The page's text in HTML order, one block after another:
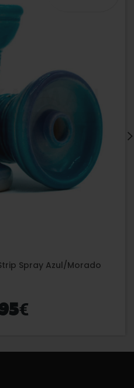
Spray Azul/Morado
€